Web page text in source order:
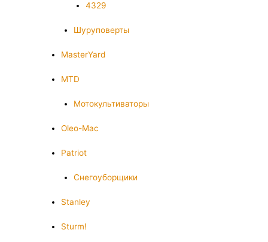
4329
Шуруповерты
MasterYard
MTD
Мотокультиваторы
Oleo-Mac
Patriot
Снегоуборщики
Stanley
Sturm!